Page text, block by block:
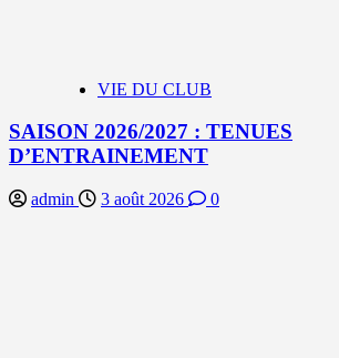
VIE DU CLUB
SAISON 2026/2027 : TENUES
D’ENTRAINEMENT
admin 3 août 2026 0